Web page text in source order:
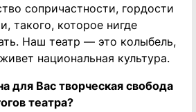
сопричастности, гордости
такого, которое нигде
Наш театр — это колыбель,
национальная культура.
для Вас творческая свобода
театра?